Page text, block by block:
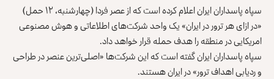
سپاه پاسداران ایران اعلام کرده است که از عصر فردا (چهارشنبه، ۱۲ حمل)
«در ازای هر ترور در ایران» یک واحد شرکت‌های اطلاعاتی و هوش مصنوعی
امریکایی در منطقه را هدف حمله قرار خواهد داد.
سپاه پاسداران ایران گفته است که این شرکت‌ها «اصلی‌ترین عنصر در طراحی
و ردیابی اهداف ترور» در ایران هستند.